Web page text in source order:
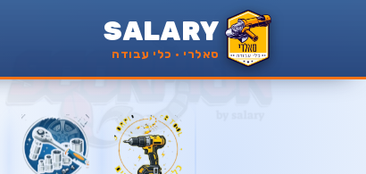
SALARY
סאלרי · כלי עבודה